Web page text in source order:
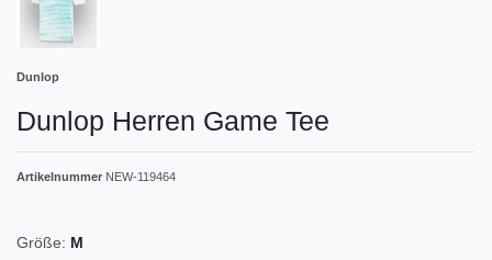
Dunlop
Dunlop Herren Game Tee
Artikelnummer NEW-119464
Größe: M